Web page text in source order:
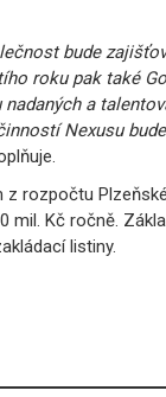
bude
roku pak také
a
Nexusu
z rozpočtu
mil. Kč ročně.
listiny.